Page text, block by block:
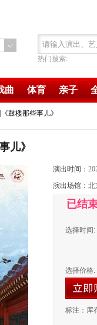
热门搜索:
曲 体育 亲子
鼓楼那些事儿》
儿》
演出时间：
演出场馆： 北
已结
选择时间:
选择价格:
标注：库